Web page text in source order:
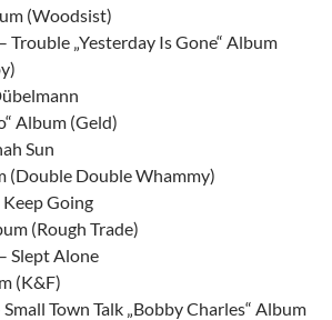
(Woodsist)
Trouble „Yesterday Is Gone“ Album
Album (Geld)
Sun
(Double Double Whammy)
Going
(Rough Trade)
Slept Alone
(K&F)
Town Talk „Bobby Charles“ Album